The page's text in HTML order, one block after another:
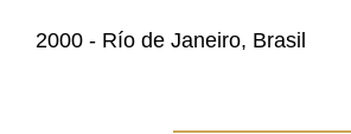
2000 - Río de Janeiro, Brasil